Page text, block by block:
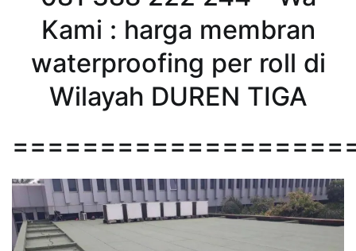
Kami : harga membran
waterproofing per roll di
Wilayah DUREN TIGA